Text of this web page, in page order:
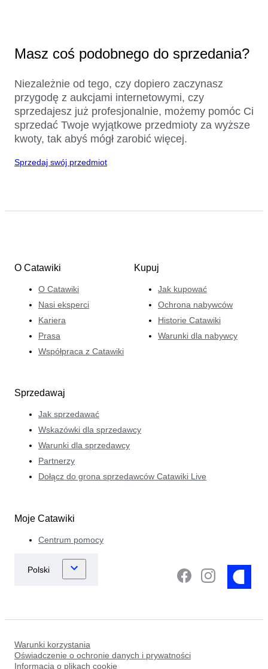
Masz coś podobnego do sprzedania?
Niezależnie od tego, czy dopiero zaczynasz
przygodę z aukcjami internetowymi, czy
sprzedajesz już profesjonalnie, możemy pomóc Ci
sprzedać Twoje wyjątkowe przedmioty za wyższe
kwoty, tak abyś mógł zarobić więcej.
Sprzedaj swój przedmiot
O Catawiki
O Catawiki
Nasi eksperci
Kariera
Prasa
Współpraca z Catawiki
Kupuj
Jak kupować
Ochrona nabywców
Historie Catawiki
Warunki dla nabywcy
Sprzedawaj
Jak sprzedawać
Wskazówki dla sprzedawcy
Warunki dla sprzedawcy
Partnerzy
Dołącz do grona sprzedawców Catawiki Live
Moje Catawiki
Centrum pomocy
Warunki korzystania
Oświadczenie o ochronie danych i prywatności
Informacja o plikach cookie